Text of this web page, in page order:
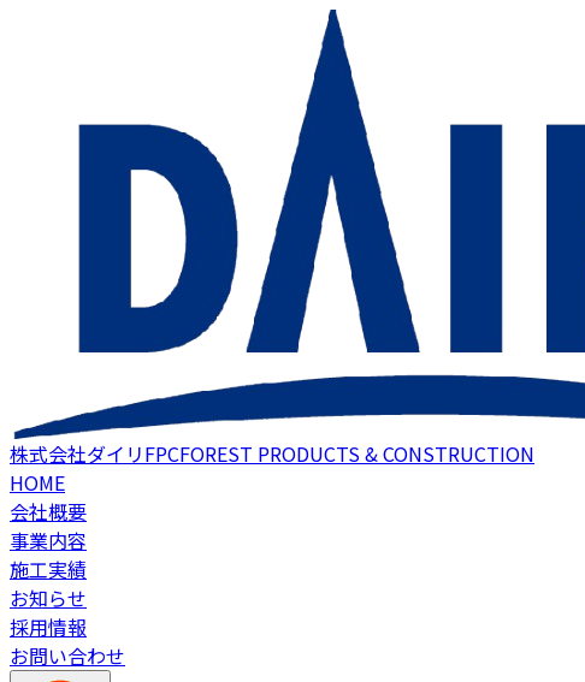
株式会社ダイリFPCFOREST PRODUCTS & CONSTRUCTION
HOME
会社概要
事業内容
施工実績
お知らせ
採用情報
お問い合わせ